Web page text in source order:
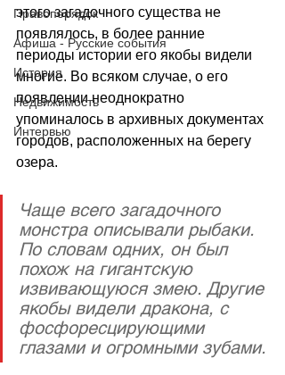
Правопорядок
Афиша - Русские события
История
Недвижимость
Интервью
этого загадочного существа не
появлялось, в более ранние
периоды истории его якобы видели
многие. Во всяком случае, о его
появлении неоднократно
упоминалось в архивных документах
городов, расположенных на берегу
озера.
Чаще всего загадочного
монстра описывали рыбаки.
По словам одних, он был
похож на гигантскую
извивающуюся змею. Другие
якобы видели дракона, с
фосфоресцирующими
глазами и огромными зубами.